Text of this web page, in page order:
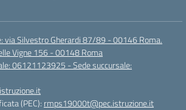
via Silvestro Gherardi 87/89 - 00146 Roma.
Vigne 156 - 00148 Roma
06121123925 - Sede succursale:
(PEC): rmps19000t@pec.istruzione.it